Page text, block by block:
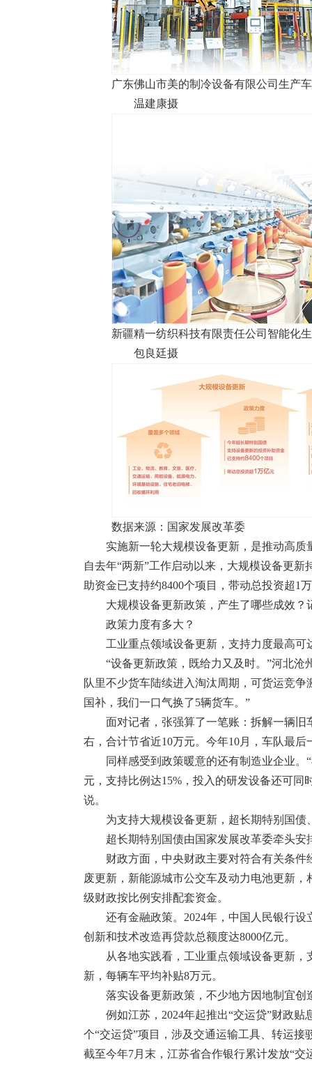
广东佛山市美的制冷设备有限公司生产
温建康摄
新疆精一纺织科技有限责任公司智能化
包良廷摄
数据来源：国家发展改革委
实施新一轮大规模设备更新，是推动高
自去年“两新”工作启动以来，大规模设备更
助资金已支持约8400个项目，带动总投资超1
大规模设备更新政策，产生了哪些成效？
政策力度有多大？
工业重点领域设备更新，支持力度最高可
“设备更新政策，既给力又及时。”河北沧
队里不少货车陆续进入淘汰周期，可货运竞
国补，我们一口气换了5辆货车。”
面对记者，张强算了一笔账：拆解一辆
右，合计节省近10万元。今年10月，车队最
同样感受到政策暖意的还有制造业企业
元，支持比例达15%，投入的研发设备还可
说。
为支持大规模设备更新，超长期特别国
超长期特别国债由国家发展改革委牵头
财政方面，中央财政主要对符合有关条
废更新，新能源城市公交车及动力电池更新
级财政按比例安排配套资金。
还有金融政策。2024年，中国人民银行
创新和技术改造再贷款总额度达8000亿元。
从各地实践看，工业重点领域设备更新
新，每辆车平均补贴8万元。
落实设备更新政策，不少地方因地制宜创
例如江苏，2024年起推出“交运贷”财政
个“交运贷”项目，涉及交通运输工具、转运
截至今年7月末，江苏省合作银行累计发放“交